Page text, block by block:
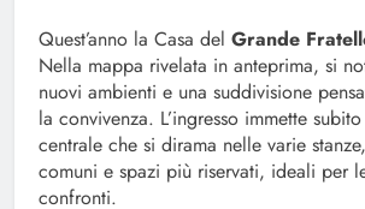
Quest’anno la Casa del Grande
Nella mappa rivelata in anteprima, si
nuovi ambienti e una suddivisione
la convivenza. L’ingresso immette subito
centrale che si dirama nelle varie
comuni e spazi più riservati, ideali per
confronti.